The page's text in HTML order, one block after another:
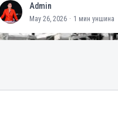
A Admin
May 26, 2026 · 1 мин уншина